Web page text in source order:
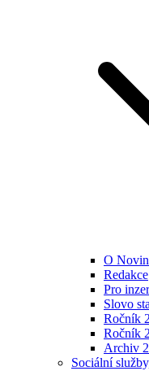
O
Redakce
Pro
Slovo
Ročník
Ročník
Archiv
Sociální